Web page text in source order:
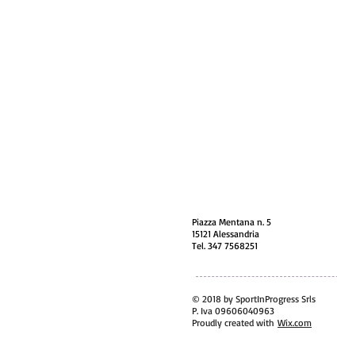
Piazza Mentana n. 5
15121 Alessandria
Tel. 347 7568251
© 2018 by SportInProgress Srls
P. Iva 09606040963
Proudly created with Wix.com